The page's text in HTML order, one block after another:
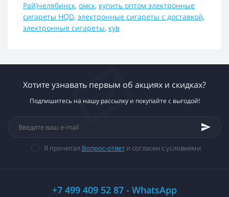
Рай)челябинск, омск, купить оптом электронные
сигареты HQD, электронные сигареты с доставкой,
электронные сигареты, кув
Хотите узнавать первым об акциях и скидках?
Подпишитесь на нашу рассылку и покупайте с выгодой!
Я прочитал Вопрос-ответи согласен с условиями
+7 499 409 52 87 - WhatsApp